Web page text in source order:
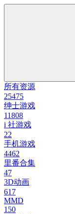
所有资源
25475
绅士游戏
11808
i 社游戏
22
手机游戏
4462
里番合集
47
3D动画
617
MMD
150